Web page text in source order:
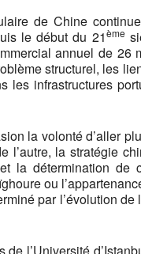
de Chine
le début du 21ème
annuel de 26
structurel, les
infrastructures
la volonté d’aller
la stratégie
la détermination de
ou
par l’évolution